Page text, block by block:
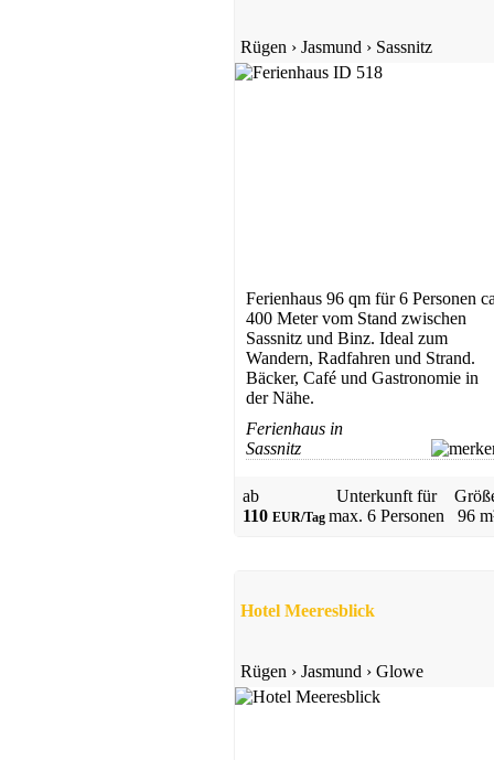
Binz
ab 129 EUR/Tag
Juliusruh
ab 65 EUR/Tag
Rügen › Jasmund › Sassnitz
Ferienhaus 96 qm für 6 Personen
400 Meter vom Stand zwischen
Sassnitz und Binz. Ideal zum
Wandern, Radfahren und Strand.
Bäcker, Café und Gastronomie in
der Nähe.
Ferienhaus in
Sassnitz
ab
110 EUR/Tag
Unterkunft für
max.6 Personen
96
Hotel Meeresblick
Rügen › Jasmund › Glowe